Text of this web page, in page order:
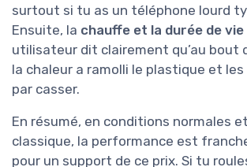
surtout si tu as un téléphone lourd
Ensuite, la chauffe et la durée de vie
utilisateur dit clairement qu’au bout
la chaleur a ramolli le plastique et
par casser.
En résumé, en conditions normales
classique, la performance est
pour un support de ce prix. Si tu